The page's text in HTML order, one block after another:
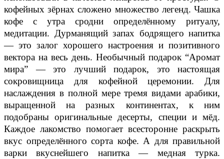
кофейных зёрнах сложено множество легенд. Чашка
кофе с утра сродни определённому ритуалу,
медитации. Дурманящий запах бодрящего напитка
— это залог хорошего настроения и позитивного
вектора на весь день. Необычный подарок “Аромат
мира” — это лучший подарок, это настоящая
сокровищница для кофейной церемонии. Для
наслаждения в полной мере тремя видами арабики,
выращенной на разных континентах, к ним
подобраны оригинальные десерты, специи и мёд.
Каждое лакомство помогает всесторонне раскрыть
вкус определённого сорта кофе. А для правильной
варки вкуснейшего напитка — медная турка.